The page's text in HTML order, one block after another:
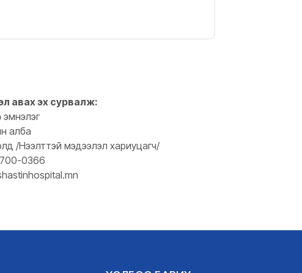
авах эх сурвалж:
эмнэлэг
алба
/Нээлттэй мэдээлэл хариуцагч/
0366